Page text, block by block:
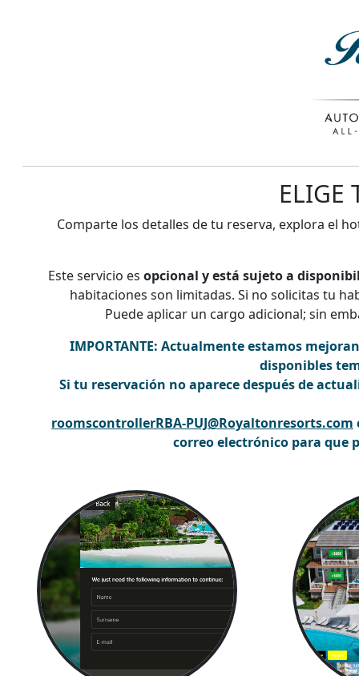
ELIGE
Comparte los detalles de tu reserva, explora el
Este servicio es opcional y está sujeto a
habitaciones son limitadas. Si no solicitas tu
Puede aplicar un cargo adicional; sin
IMPORTANTE: Actualmente estamos
disponibles
Si tu reservación no aparecedespués de
roomscontrollerRBA-PUJ@Royaltonresorts.com
correo electrónico para que